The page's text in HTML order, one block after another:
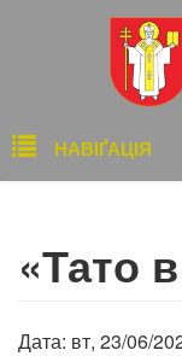
Основна
НАВІҐАЦІЯ
«Тато
Дата: вт, 23/06/